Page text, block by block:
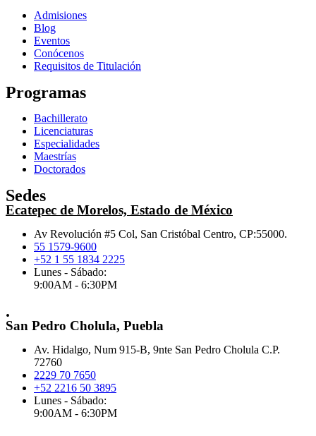
Admisiones
Blog
Eventos
Conócenos
Requisitos de Titulación
Programas
Bachillerato
Licenciaturas
Especialidades
Maestrías
Doctorados
Sedes
Ecatepec de Morelos, Estado de México
Av Revolución #5 Col, San Cristóbal Centro, CP:55000.
55 1579-9600
+52 1 55 1834 2225
Lunes - Sábado:
9:00AM - 6:30PM
.
San Pedro Cholula, Puebla
Av. Hidalgo, Num 915-B, 9nte San Pedro Cholula C.P.
72760
2229 70 7650
+52 2216 50 3895
Lunes - Sábado:
9:00AM - 6:30PM